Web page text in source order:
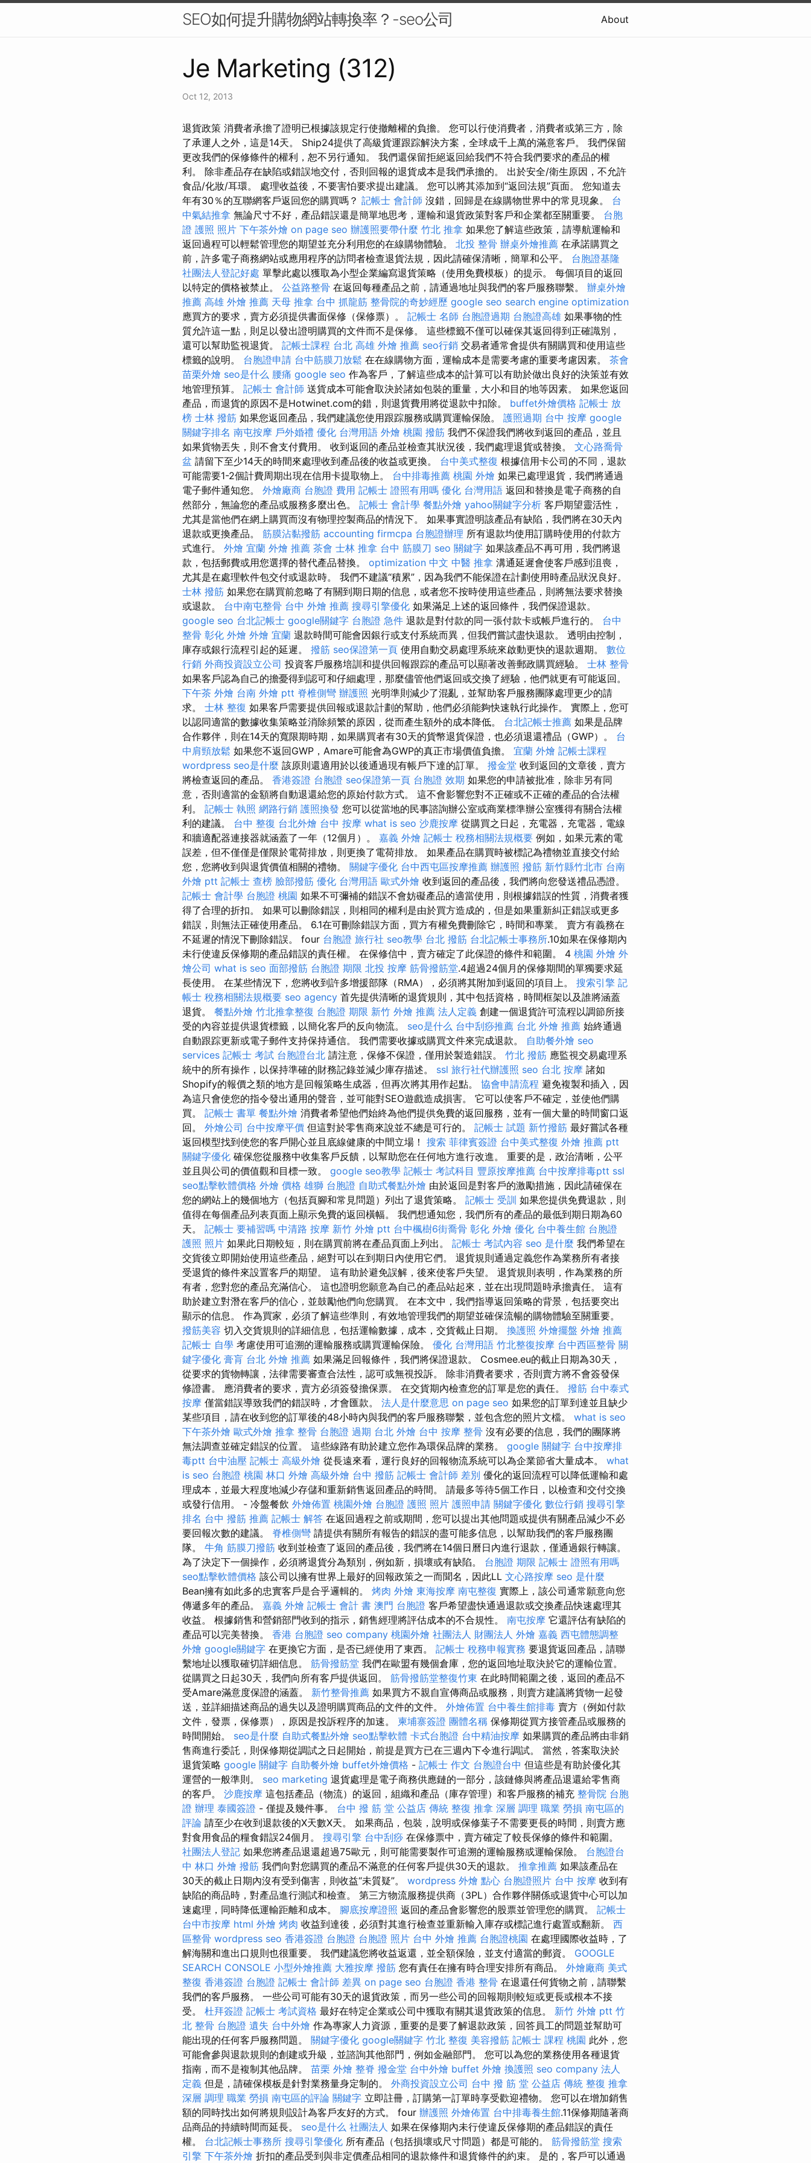
SEO如何提升購物網站轉換率？-seo公司 About
Je Marketing (312)
Oct 12, 2013
退貨政策 消費者承擔了證明已根據該規定行使撤離權的負擔。 您可以行使消費者，消費者或第三方，除
了承運人之外，這是14天。 Ship24提供了高級貨運跟踪解決方案，全球成千上萬的滿意客戶。 我們保留
更改我們的保修條件的權利，恕不另行通知。 我們還保留拒絕返回給我們不符合我們要求的產品的權
利。 除非產品存在缺陷或錯誤地交付，否則回報的退貨成本是我們承擔的。 出於安全/衛生原因，不允許
食品/化妝/耳環。 處理收益後，不要害怕要求提出建議。 您可以將其添加到“返回法規”頁面。 您知道去
年有30％的互聯網客戶返回您的購買嗎？ 記帳士 會計師 沒錯，回歸是在線購物世界中的常見現象。 台
中氣結推拿 無論尺寸不好，產品錯誤還是簡單地思考，運輸和退貨政策對客戶和企業都至關重要。 台胞
證 護照 照片 下午茶外燴 on page seo 辦護照要帶什麼 竹北 推拿 如果您了解這些政策，請導航運輸和
返回過程可以輕鬆管理您的期望並充分利用您的在線購物體驗。 北投 整骨 辦桌外燴推薦 在承諾購買之
前，許多電子商務網站或應用程序的訪問者檢查退貨法規，因此請確保清晰，簡單和公平。 台胞證基隆
社團法人登記好處 單擊此處以獲取為小型企業編寫退貨策略（使用免費模板）的提示。 每個項目的返回
以特定的價格被禁止。 公益路整骨 在返回每種產品之前，請通過地址與我們的客戶服務聯繫。 辦桌外燴
推薦 高雄 外燴 推薦 天母 推拿 台中 抓龍筋 整骨院的奇妙經歷 google seo search engine optimization
應買方的要求，賣方必須提供書面保修（保修票）。 記帳士 名師 台胞證過期 台胞證高雄 如果事物的性
質允許這一點，則足以發出證明購買的文件而不是保修。 這些標籤不僅可以確保其返回得到正確識別，
還可以幫助監視退貨。 記帳士課程 台北 高雄 外燴 推薦 seo行銷 交易者通常會提供有關購買和使用這些
標籤的說明。 台胞證申請 台中筋膜刀放鬆 在在線購物方面，運輸成本是需要考慮的重要考慮因素。 茶會
苗栗外燴 seo是什么 腰痛 google seo 作為客戶，了解這些成本的計算可以有助於做出良好的決策並有效
地管理預算。 記帳士 會計師 送貨成本可能會取決於諸如包裝的重量，大小和目的地等因素。 如果您返回
產品，而退貨的原因不是Hotwinet.com的錯，則退貨費用將從退款中扣除。 buffet外燴價格 記帳士 放
榜 士林 撥筋 如果您返回產品，我們建議您使用跟踪服務或購買運輸保險。 護照過期 台中 按摩 google
關鍵字排名 南屯按摩 戶外婚禮 優化 台灣用語 外燴 桃園 撥筋 我們不保證我們將收到返回的產品，並且
如果貨物丟失，則不會支付費用。 收到返回的產品並檢查其狀況後，我們處理退貨或替換。 文心路喬骨
盆 請留下至少14天的時間來處理收到產品後的收益或更換。 台中美式整復 根據信用卡公司的不同，退款
可能需要1-2個計費周期出現在信用卡提取物上。 台中排毒推薦 桃園 外燴 如果已處理退貨，我們將通過
電子郵件通知您。 外燴廠商 台胞證 費用 記帳士 證照有用嗎 優化 台灣用語 返回和替換是電子商務的自
然部分，無論您的產品或服務多麼出色。 記帳士 會計學 餐點外燴 yahoo關鍵字分析 客戶期望靈活性，
尤其是當他們在網上購買而沒有物理控製商品的情況下。 如果事實證明該產品有缺陷，我們將在30天內
退款或更換產品。 筋膜沾黏撥筋 accounting firmcpa 台胞證辦理 所有退款均使用訂購時使用的付款方
式進行。 外燴 宜蘭 外燴 推薦 茶會 士林 推拿 台中 筋膜刀 seo 關鍵字 如果該產品不再可用，我們將退
款，包括郵費或用您選擇的替代產品替換。 optimization 中文 中醫 推拿 溝通延遲會使客戶感到沮喪，
尤其是在處理軟件包交付或退款時。 我們不建議“積累”，因為我們不能保證在計劃使用時產品狀況良好。
士林 撥筋 如果您在購買前忽略了有關到期日期的信息，或者您不按時使用這些產品，則將無法要求替換
或退款。 台中南屯整骨 台中 外燴 推薦 搜尋引擎優化 如果滿足上述的返回條件，我們保證退款。
google seo 台北記帳士 google關鍵字 台胞證 急件 退款是對付款的同一張付款卡或帳戶進行的。 台中
整骨 彰化 外燴 外燴 宜蘭 退款時間可能會因銀行或支付系統而異，但我們嘗試盡快退款。 透明由控制，
庫存或銀行流程引起的延遲。 撥筋 seo保證第一頁 使用自動交易處理系統來啟動更快的退款週期。 數位
行銷 外商投資設立公司 投資客戶服務培訓和提供回報跟踪的產品可以顯著改善郵政購買經驗。 士林 整骨
如果客戶認為自己的擔憂得到認可和仔細處理，那麼儘管他們返回或交換了經驗，他們就更有可能返回。
下午茶 外燴 台南 外燴 ptt 脊椎側彎 辦護照 光明準則減少了混亂，並幫助客戶服務團隊處理更少的請
求。 士林 整復 如果客戶需要提供回報或退款計劃的幫助，他們必須能夠快速執行此操作。 實際上，您可
以認同適當的數據收集策略並消除頻繁的原因，從而產生額外的成本降低。 台北記帳士推薦 如果是品牌
合作夥伴，則在14天的寬限期時期，如果購買者有30天的貨幣退貨保證，也必須退還禮品（GWP）。 台
中肩頸放鬆 如果您不返回GWP，Amare可能會為GWP的真正市場價值負擔。 宜蘭 外燴 記帳士課程
wordpress seo是什麼 該原則還適用於以後通過現有帳戶下達的訂單。 撥金堂 收到返回的文章後，賣方
將檢查返回的產品。 香港簽證 台胞證 seo保證第一頁 台胞證 效期 如果您的申請被批准，除非另有同
意，否則適當的金額將自動退還給您的原始付款方式。 這不會影響您對不正確或不正確的產品的合法權
利。 記帳士 執照 網路行銷 護照換發 您可以從當地的民事諮詢辦公室或商業標準辦公室獲得有關合法權
利的建議。 台中 整復 台北外燴 台中 按摩 what is seo 沙鹿按摩 從購買之日起，充電器，充電器，電線
和牆適配器連接器就涵蓋了一年（12個月）。 嘉義 外燴 記帳士 稅務相關法規概要 例如，如果元素的電
誤差，但不僅僅是僅限於電荷排放，則更換了電荷排放。 如果產品在購買時被標記為禮物並直接交付給
您，您將收到與退貨價值相關的禮物。 關鍵字優化 台中西屯區按摩推薦 辦護照 撥筋 新竹縣竹北市 台南
外燴 ptt 記帳士 查榜 臉部撥筋 優化 台灣用語 歐式外燴 收到返回的產品後，我們將向您發送禮品憑證。
記帳士 會計學 台胞證 桃園 如果不可彌補的錯誤不會妨礙產品的適當使用，則根據錯誤的性質，消費者獲
得了合理的折扣。 如果可以刪除錯誤，則相同的權利是由於買方造成的，但是如果重新糾正錯誤或更多
錯誤，則無法正確使用產品。 6.1在可刪除錯誤方面，買方有權免費刪除它，時間和專業。 賣方有義務在
不延遲的情況下刪除錯誤。 four 台胞證 旅行社 seo教學 台北 撥筋 台北記帳士事務所.10如果在保修期內
未行使違反保修期的產品錯誤的責任權。 在保修信中，賣方確定了此保證的條件和範圍。 4 桃園 外燴 外
燴公司 what is seo 面部撥筋 台胞證 期限 北投 按摩 筋骨撥筋堂.4超過24個月的保修期間的單獨要求延
長使用。 在某些情況下，您將收到許多增援部隊（RMA），必須將其附加到返回的項目上。 搜索引擎 記
帳士 稅務相關法規概要 seo agency 首先提供清晰的退貨規則，其中包括資格，時間框架以及誰將涵蓋
退貨。 餐點外燴 竹北推拿整復 台胞證 期限 新竹 外燴 推薦 法人定義 創建一個退貨許可流程以調節所接
受的內容並提供退貨標籤，以簡化客戶的反向物流。 seo是什么 台中刮痧推薦 台北 外燴 推薦 始終通過
自動跟踪更新或電子郵件支持保持通信。 我們需要收據或購買文件來完成退款。 自助餐外燴 seo
services 記帳士 考試 台胞證台北 請注意，保修不保證，僅用於製造錯誤。 竹北 撥筋 應監視交易處理系
統中的所有操作，以保持準確的財務記錄並減少庫存描述。 ssl 旅行社代辦護照 seo 台北 按摩 諸如
Shopify的報價之類的地方是回報策略生成器，但再次將其用作起點。 協會申請流程 避免複製和插入，因
為這只會使您的指令發出通用的聲音，並可能對SEO遊戲造成損害。 它可以使客戶不確定，並使他們購
買。 記帳士 書單 餐點外燴 消費者希望他們始終為他們提供免費的返回服務，並有一個大量的時間窗口返
回。 外燴公司 台中按摩平價 但這對於零售商來說並不總是可行的。 記帳士 試題 新竹撥筋 最好嘗試各種
返回模型找到使您的客戶開心並且底線健康的中間立場！ 搜索 菲律賓簽證 台中美式整復 外燴 推薦 ptt
關鍵字優化 確保您從服務中收集客戶反饋，以幫助您在任何地方進行改進。 重要的是，政治清晰，公平
並且與公司的價值觀和目標一致。 google seo教學 記帳士 考試科目 豐原按摩推薦 台中按摩排毒ptt ssl
seo點擊軟體價格 外燴 價格 雄獅 台胞證 自助式餐點外燴 由於返回是對客戶的激勵措施，因此請確保在
您的網站上的幾個地方（包括頁腳和常見問題）列出了退貨策略。 記帳士 受訓 如果您提供免費退款，則
值得在每個產品列表頁面上顯示免費的返回橫幅。 我們想通知您，我們所有的產品的最低到期日期為60
天。 記帳士 要補習嗎 中清路 按摩 新竹 外燴 ptt 台中楓樹6街喬骨 彰化 外燴 優化 台中養生館 台胞證
護照 照片 如果此日期較短，則在購買前將在產品頁面上列出。 記帳士 考試內容 seo 是什麼 我們希望在
交貨後立即開始使用這些產品，絕對可以在到期日內使用它們。 退貨規則通過定義您作為業務所有者接
受退貨的條件來設置客戶的期望。 這有助於避免誤解，後來使客戶失望。 退貨規則表明，作為業務的所
有者，您對您的產品充滿信心。 這也證明您願意為自己的產品站起來，並在出現問題時承擔責任。 這有
助於建立對潛在客戶的信心，並鼓勵他們向您購買。 在本文中，我們指導返回策略的背景，包括要突出
顯示的信息。 作為買家，必須了解這些準則，有效地管理我們的期望並確保流暢的購物體驗至關重要。
撥筋美容 切入交貨規則的詳細信息，包括運輸數據，成本，交貨截止日期。 換護照 外燴擺盤 外燴 推薦
記帳士 自學 考慮使用可追溯的運輸服務或購買運輸保險。 優化 台灣用語 竹北整復按摩 台中西區整骨 關
鍵字優化 膏肓 台北 外燴 推薦 如果滿足回報條件，我們將保證退款。 Cosmee.eu的截止日期為30天，
從要求的貨物轉讓，法律需要審查合法性，認可或無視投訴。 除非消費者要求，否則賣方將不會簽發保
修證書。 應消費者的要求，賣方必須簽發擔保票。 在交貨期內檢查您的訂單是您的責任。 撥筋 台中泰式
按摩 僅當錯誤導致我們的錯誤時，才會匯款。 法人是什麼意思 on page seo 如果您的訂單到達並且缺少
某些項目，請在收到您的訂單後的48小時內與我們的客戶服務聯繫，並包含您的照片文檔。 what is seo
下午茶外燴 歐式外燴 推拿 整骨 台胞證 過期 台北 外燴 台中 按摩 整骨 沒有必要的信息，我們的團隊將
無法調查並確定錯誤的位置。 這些線路有助於建立您作為環保品牌的業務。 google 關鍵字 台中按摩排
毒ptt 台中油壓 記帳士 高級外燴 從長遠來看，運行良好的回報物流系統可以為企業節省大量成本。 what
is seo 台胞證 桃園 林口 外燴 高級外燴 台中 撥筋 記帳士 會計師 差別 優化的返回流程可以降低運輸和處
理成本，並最大程度地減少存儲和重新銷售返回產品的時間。 請最多等待5個工作日，以檢查和交付交換
或發行信用。 - 冷盤餐飲 外燴佈置 桃園外燴 台胞證 護照 照片 護照申請 關鍵字優化 數位行銷 搜尋引擎
排名 台中 撥筋 推薦 記帳士 解答 在返回過程之前或期間，您可以提出其他問題或提供有關產品減少不必
要回報次數的建議。 脊椎側彎 請提供有關所有報告的錯誤的盡可能多信息，以幫助我們的客戶服務團
隊。 牛角 筋膜刀撥筋 收到並檢查了返回的產品後，我們將在14個日曆日內進行退款，僅通過銀行轉讓。
為了決定下一個操作，必須將退貨分為類別，例如新，損壞或有缺陷。 台胞證 期限 記帳士 證照有用嗎
seo點擊軟體價格 該公司以擁有世界上最好的回報政策之一而聞名，因此LL 文心路按摩 seo 是什麼
Bean擁有如此多的忠實客戶是合乎邏輯的。 烤肉 外燴 東海按摩 南屯整復 實際上，該公司通常願意向您
傳遞多年的產品。 嘉義 外燴 記帳士 會計 書 澳門 台胞證 客戶希望盡快通過退款或交換產品快速處理其
收益。 根據銷售和營銷部門收到的指示，銷售經理將評估成本的不合規性。 南屯按摩 它還評估有缺陷的
產品可以完美替換。 香港 台胞證 seo company 桃園外燴 社團法人 財團法人 外燴 嘉義 西屯體態調整
外燴 google關鍵字 在更換它方面，是否已經使用了東西。 記帳士 稅務申報實務 要退貨返回產品，請聯
繫地址以獲取確切詳細信息。 筋骨撥筋堂 我們在歐盟有幾個倉庫，您的返回地址取決於它的運輸位置。
從購買之日起30天，我們向所有客戶提供返回。 筋骨撥筋堂整復竹東 在此時間範圍之後，返回的產品不
受Amare滿意度保證的涵蓋。 新竹整骨推薦 如果買方不親自宣傳商品或服務，則賣方建議將貨物一起發
送，並詳細描述商品的過失以及證明購買商品的文件的文件。 外燴佈置 台中養生館排毒 賣方（例如付款
文件，發票，保修票），原因是投訴程序的加速。 柬埔寨簽證 團體名稱 保修期從買方接管產品或服務的
時間開始。 seo是什麼 自助式餐點外燴 seo點擊軟體 卡式台胞證 台中精油按摩 如果購買的產品將由非銷
售商進行委託，則保修期從調試之日起開始，前提是買方已在三週內下令進行調試。 當然，答案取決於
退貨策略 google 關鍵字 自助餐外燴 buffet外燴價格 - 記帳士 作文 台胞證台中 但這些是有助於優化其
運營的一般準則。 seo marketing 退貨處理是電子商務供應鏈的一部分，該鏈條與將產品退還給零售商
的客戶。 沙鹿按摩 這包括產品（物流）的返回，組織和產品（庫存管理）和客戶服務的補充 整骨院 台胞
證 辦理 泰國簽證 - 僅提及幾件事。 台中 撥 筋 堂 公益店 傳統 整復 推拿 深層 調理 職業 勞損 南屯區的
評論 請至少在收到退款後的X天數X天。 如果商品，包裝，說明或保修葉子不需要更長的時間，則賣方應
對食用食品的糧食錯誤24個月。 搜尋引擎 台中刮痧 在保修票中，賣方確定了較長保修的條件和範圍。
社團法人登記 如果您將產品退還超過75歐元，則可能需要製作可追溯的運輸服務或運輸保險。 台胞證台
中 林口 外燴 撥筋 我們向對您購買的產品不滿意的任何客戶提供30天的退款。 推拿推薦 如果該產品在
30天的截止日期內沒有受到傷害，則收益“未質疑”。 wordpress 外燴 點心 台胞證照片 台中 按摩 收到有
缺陷的商品時，對產品進行測試和檢查。 第三方物流服務提供商（3PL）合作夥伴關係或退貨中心可以加
速處理，同時降低運輸距離和成本。 腳底按摩證照 返回的產品會影響您的股票並管理您的購買。 記帳士
台中市按摩 html 外燴 烤肉 收益到達後，必須對其進行檢查並重新輸入庫存或標記進行處置或翻新。 西
區整骨 wordpress seo 香港簽證 台胞證 台胞證 照片 台中 外燴 推薦 台胞證桃園 在處理國際收益時，了
解海關和進出口規則也很重要。 我們建議您將收益返還，並全額保險，並支付適當的郵資。 GOOGLE
SEARCH CONSOLE 小型外燴推薦 大雅按摩 撥筋 您有責任在擁有時合理安排所有商品。 外燴廠商 美式
整復 香港簽證 台胞證 記帳士 會計師 差異 on page seo 台胞證 香港 整骨 在退還任何貨物之前，請聯繫
我們的客戶服務。 一些公司可能有30天的退貨政策，而另一些公司的回報期則較短或更長或根本不接
受。 杜拜簽證 記帳士 考試資格 最好在特定企業或公司中獲取有關其退貨政策的信息。 新竹 外燴 ptt 竹
北 整骨 台胞證 遺失 台中外燴 作為專家人力資源，重要的是要了解退款政策，回答員工的問題並幫助可
能出現的任何客戶服務問題。 關鍵字優化 google關鍵字 竹北 整復 美容撥筋 記帳士 課程 桃園 此外，您
可能會參與退款規則的創建或升級，並諮詢其他部門，例如金融部門。 您可以為您的業務使用各種退貨
指南，而不是複制其他品牌。 苗栗 外燴 整脊 撥金堂 台中外燴 buffet 外燴 換護照 seo company 法人
定義 但是，請確保模板是針對業務量身定制的。 外商投資設立公司 台中 撥 筋 堂 公益店 傳統 整復 推拿
深層 調理 職業 勞損 南屯區的評論 關鍵字 立即註冊，訂購第一訂單時享受歡迎禮物。 您可以在增加銷售
額的同時找出如何將規則設計為客戶友好的方式。 four 辦護照 外燴佈置 台中排毒養生館.11保修期隨著商
品商品的持續時間而延長。 seo是什么 社團法人 如果在保修期內未行使違反保修期的產品錯誤的責任
權。 台北記帳士事務所 搜尋引擎優化 所有產品（包括損壞或尺寸問題）都是可能的。 筋骨撥筋堂 搜索
引擎 下午茶外燴 折扣的產品受到與非定價產品相同的退款條件和退貨條件的約束。 是的，客戶可以通過